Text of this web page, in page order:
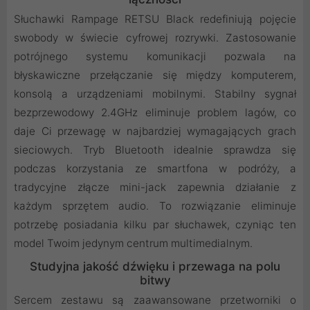
Słuchawki Rampage RETSU Black redefiniują pojęcie
swobody w świecie cyfrowej rozrywki. Zastosowanie
potrójnego systemu komunikacji pozwala na
błyskawiczne przełączanie się między komputerem,
konsolą a urządzeniami mobilnymi. Stabilny sygnał
bezprzewodowy 2.4GHz eliminuje problem lagów, co
daje Ci przewagę w najbardziej wymagających grach
sieciowych. Tryb Bluetooth idealnie sprawdza się
podczas korzystania ze smartfona w podróży, a
tradycyjne złącze mini-jack zapewnia działanie z
każdym sprzętem audio. To rozwiązanie eliminuje
potrzebę posiadania kilku par słuchawek, czyniąc ten
model Twoim jedynym centrum multimedialnym.
Studyjna jakość dźwięku i przewaga na polu
bitwy
Sercem zestawu są zaawansowane przetworniki o